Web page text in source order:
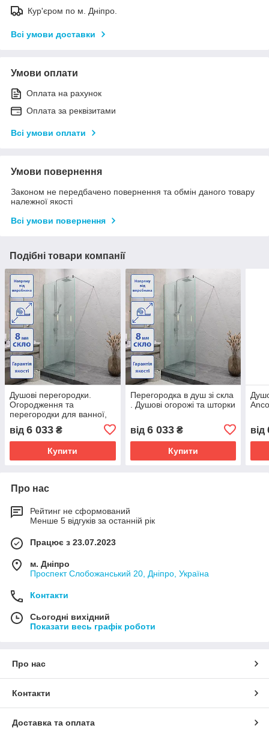
Кур'єром по м. Дніпро.
Всі умови доставки
Умови оплати
Оплата на рахунок
Оплата за реквізитами
Всі умови оплати
Умови повернення
Законом не передбачено повернення та обмін даного товару
належної якості
Всі умови повернення
Подібні товари компанії
Душові перегородки.
Огородження та
перегородки для ванної,
від 6 033 ₴
Купити
Перегородка в душ зі скла
. Душові огорожі та шторки
від 6 033₴
Купити
від
Про нас
Рейтинг не сформований
Менше 5 відгуків за останній рік
Працює з 23.07.2023
м. Дніпро
Проспект Слобожанський 20, Дніпро, Україна
Контакти
Сьогодні вихідний
Показати весь графік роботи
Про нас
Контакти
Доставка та оплата